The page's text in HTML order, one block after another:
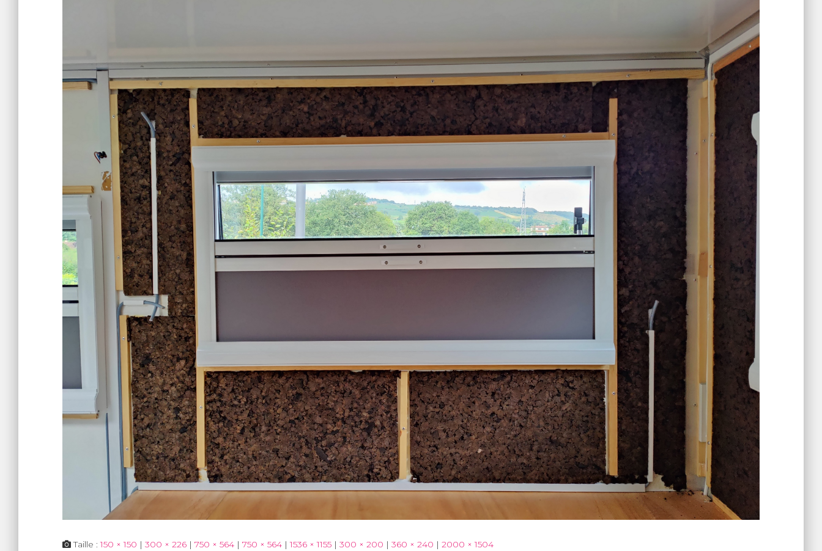
Taille :150 × 150 | 300 × 226 | 750 × 564 | 750 × 564 | 1536 × 1155 | 300 × 200 | 360 × 240 | 2000 × 1504